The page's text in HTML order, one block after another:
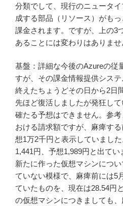
分類でして、現行のニュータ
成する部品（リソース）がもっ
課金されます。ですが、上の3
あることには変わりはありませ
基盤：詳細な今後のAzureの従
すが、その課金情報提供シス
終えたちょうどその日から2日
先ほど復活しましたが発狂して
確たる予想はできません。参
おける請求額ですが、麻痺す
想1万2千円と表示していまし
1,441円、予想1,989円と出て
新たに作った仮想マシンにつ
ていない模様で、麻痺前には5
ていたものを、現在は28.54円
の仮想マシンにつきましても